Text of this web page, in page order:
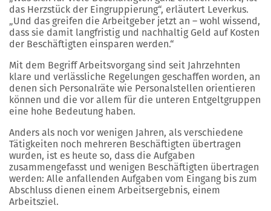
das Herzstück der Eingruppierung“, erläutert Leverkus.
„Und das greifen die Arbeitgeber jetzt an – wohl wissend,
dass sie damit langfristig und nachhaltig Geld auf Kosten
der Beschäftigten einsparen werden.“
Mit dem Begriff Arbeitsvorgang sind seit Jahrzehnten
klare und verlässliche Regelungen geschaffen worden, an
denen sich Personalräte wie Personalstellen orientieren
können und die vor allem für die unteren Entgeltgruppen
eine hohe Bedeutung haben.
Anders als noch vor wenigen Jahren, als verschiedene
Tätigkeiten noch mehreren Beschäftigten übertragen
wurden, ist es heute so, dass die Aufgaben
zusammengefasst und wenigen Beschäftigten übertragen
werden: Alle anfallenden Aufgaben vom Eingang bis zum
Abschluss dienen einem Arbeitsergebnis, einem
Arbeitsziel.